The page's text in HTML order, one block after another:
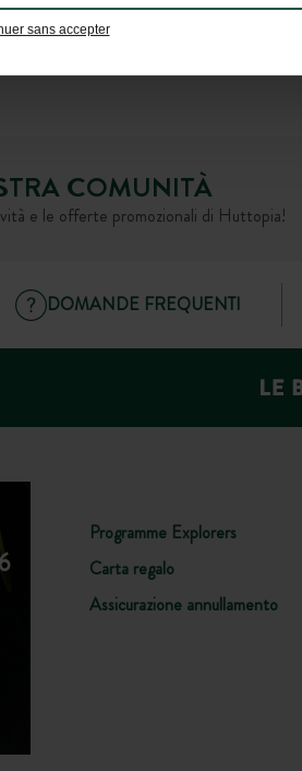
sans accepter
COMUNITÀ
e le offerte promozionali di Huttopia!
DOMANDE FREQUENTI
Programme Explorers
Carta regalo
Assicurazione annullamento